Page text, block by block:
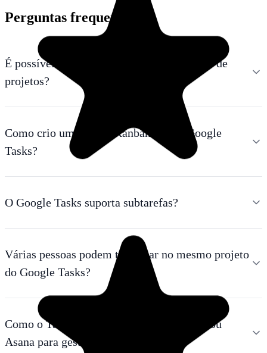
Perguntas frequentes
É possível usar o Google Tasks para gestão de
projetos?
Como crio um quadro Kanban com o Google
Tasks?
O Google Tasks suporta subtarefas?
Várias pessoas podem trabalhar no mesmo projeto
do Google Tasks?
Como o TasksBoard se compara ao Trello ou
Asana para gestão de projetos?